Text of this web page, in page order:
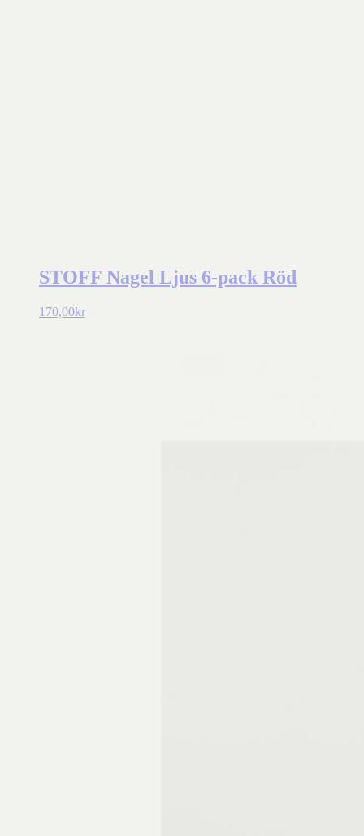
STOFF Nagel Ljus 6-pack Röd
170,00kr